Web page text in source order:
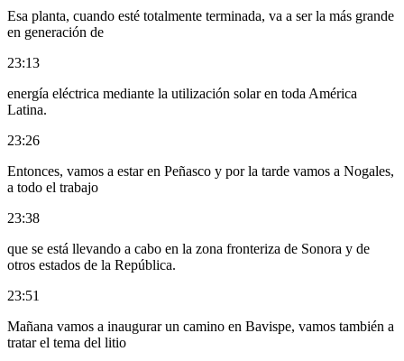
Esa planta, cuando esté totalmente terminada, va a ser la más grande
en generación de
23:13
energía eléctrica mediante la utilización solar en toda América
Latina.
23:26
Entonces, vamos a estar en Peñasco y por la tarde vamos a Nogales,
a todo el trabajo
23:38
que se está llevando a cabo en la zona fronteriza de Sonora y de
otros estados de la República.
23:51
Mañana vamos a inaugurar un camino en Bavispe, vamos también a
tratar el tema del litio